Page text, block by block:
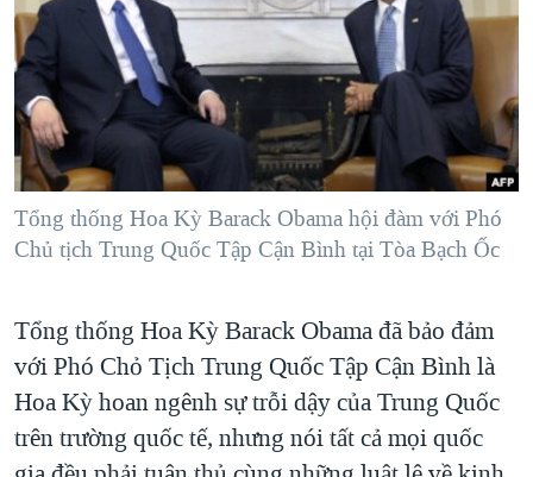
tới
"Tìm"
VẠCH TRẦN TIN GIẢ
NGƯỜI VIỆT HẢI NGOẠI
ĐỜI SỐNG
KINH TẾ
KHOA HỌC
SỨC KHOẺ
THỂ THAO
GIÁO DỤC
CHIẾN TRANH THƯƠNG MẠI CỦA MỸ: QUÁ KHỨ VÀ HIỆN
HÀNH TRÌNH BẦU CỬ 2024
MỘT NĂM CHIẾN TRANH TẠI DẢI GAZA
GIẢI MÃ VÀNH ĐAI & CON ĐƯỜNG
NGÀY TỊ NẠN THẾ GIỚI
TRỊNH VĨNH BÌNH - NGƯỜI HẠ 'BÊN THẮNG CUỘC'
CHI PHÍ CHIẾN TRANH AFGHANISTAN
CÁC GIÁ TRỊ CỘNG HÒA Ở VIỆT NAM
THƯỢNG ĐỈNH TRUMP-KIM TẠI VIỆT NAM
TRỊNH VĨNH BÌNH VS. CHÍNH PHỦ VIỆT NAM
HỌC TIẾNG ANH
VIDEO
NGHE
MẠNG XÃ HỘI
Tổng thống Hoa Kỳ Barack Obama hội đàm với Phó
Chủ tịch Trung Quốc Tập Cận Bình tại Tòa Bạch Ốc
Tổng thống Hoa Kỳ Barack Obama đã bảo đảm
với Phó Chỏ Tịch Trung Quốc Tập Cận Bình là
Hoa Kỳ hoan ngênh sự trỗi dậy của Trung Quốc
trên trường quốc tế, nhưng nói tất cả mọi quốc